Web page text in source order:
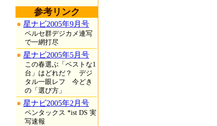
参考リンク
星ナビ2005年9月号
ペルセ群デジカメ連写
で一網打尽
星ナビ2005年5月号
この春選ぶ「ベストな1
台」はどれだ？ デジ
タル一眼レフ 今どき
の「選び方」
星ナビ2005年2月号
ペンタックス *ist DS 実
写速報